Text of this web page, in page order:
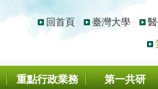
回首頁 臺灣大學
重點行政業務 第一共研